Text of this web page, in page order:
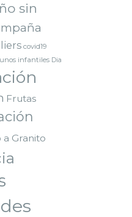
sin
covid19
infantiles Dia
Frutas
a Granito